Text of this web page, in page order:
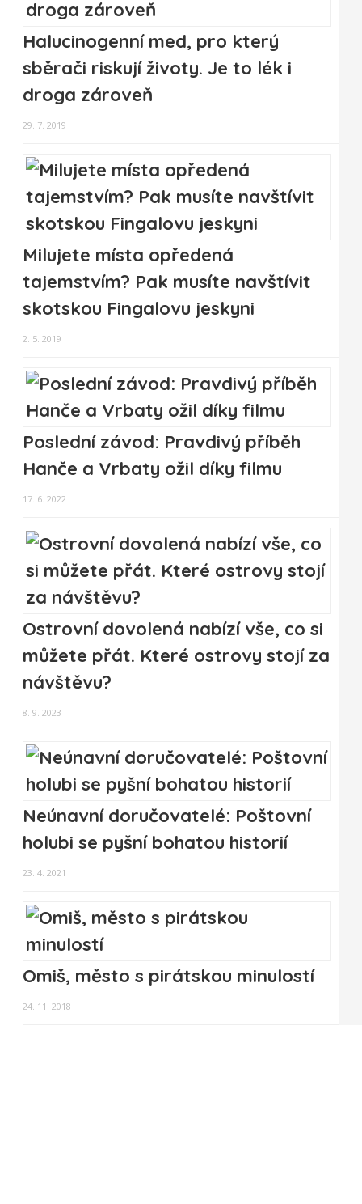
Halucinogenní med, pro který
sběrači riskují životy. Je to lék i
droga zároveň
29. 7. 2019
Milujete místa opředená
tajemstvím? Pak musíte navštívit
skotskou Fingalovu jeskyni
2. 5. 2019
Poslední závod: Pravdivý příběh
Hanče a Vrbaty ožil díky filmu
17. 6. 2022
Ostrovní dovolená nabízí vše, co si
můžete přát. Které ostrovy stojí za
návštěvu?
8. 9. 2023
Neúnavní doručovatelé: Poštovní
holubi se pyšní bohatou historií
23. 4. 2021
Omiš, město s pirátskou minulostí
24. 11. 2018